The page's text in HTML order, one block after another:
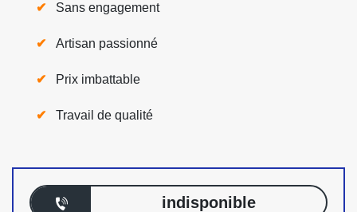
Sans engagement
Artisan passionné
Prix imbattable
Travail de qualité
indisponible